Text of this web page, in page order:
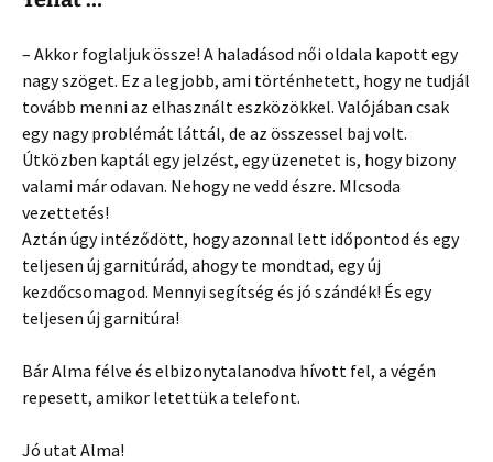
– Akkor foglaljuk össze! A haladásod női oldala kapott egy
nagy szöget. Ez a legjobb, ami történhetett, hogy ne tudjál
tovább menni az elhasznált eszközökkel. Valójában csak
egy nagy problémát láttál, de az összessel baj volt.
Útközben kaptál egy jelzést, egy üzenetet is, hogy bizony
valami már odavan. Nehogy ne vedd észre. MIcsoda
vezettetés!
Aztán úgy intéződött, hogy azonnal lett időpontod és egy
teljesen új garnitúrád, ahogy te mondtad, egy új
kezdőcsomagod. Mennyi segítség és jó szándék! És egy
teljesen új garnitúra!
Bár Alma félve és elbizonytalanodva hívott fel, a végén
repesett, amikor letettük a telefont.
Jó utat Alma!